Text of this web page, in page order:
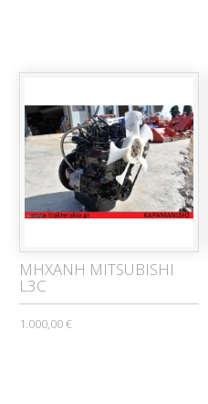
ΜΗΧΑΝΗ MITSUBISHI
L3C
1.000,00 €